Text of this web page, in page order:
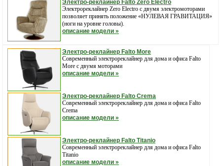
Электро-реклайнер Falto Zero Electro
Электрореклайнер Zero Electro c двумя электромоторами
позволяет принять положение «НУЛЕВАЯ ГРАВИТАЦИЯ»
(ноги на уровне головы).
описание модели »
Электро-реклайнер Falto More
Современный электрореклайнер для дома и офиса Falto
More с двумя моторами
описание модели »
Электро-реклайнер Falto Crema
Современный электрореклайнер для дома и офиса Falto
Crema
описание модели »
Электро-реклайнер Falto Titanio
Современный электрореклайнер для дома и офиса Falto
Titanio
описание модели »